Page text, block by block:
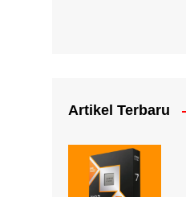
Artikel Terbaru